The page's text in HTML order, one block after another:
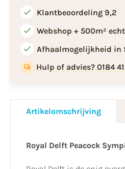
Klantbeoordeling 9,2
Webshop + 500m²
Afhaalmogelijkheid in
Hulp of advies? 0184 41
Artikelomschrijving
Royal Delft Peacock